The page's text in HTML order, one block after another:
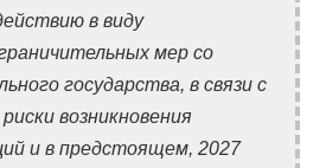
в виду
мер со
государства, в связи с
возникновения
и в предстоящем, 2027